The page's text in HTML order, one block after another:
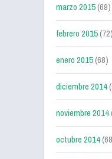
marzo 2015(69)
febrero 2015(72)
enero 2015(68)
diciembre 2014
noviembre 2014
octubre 2014